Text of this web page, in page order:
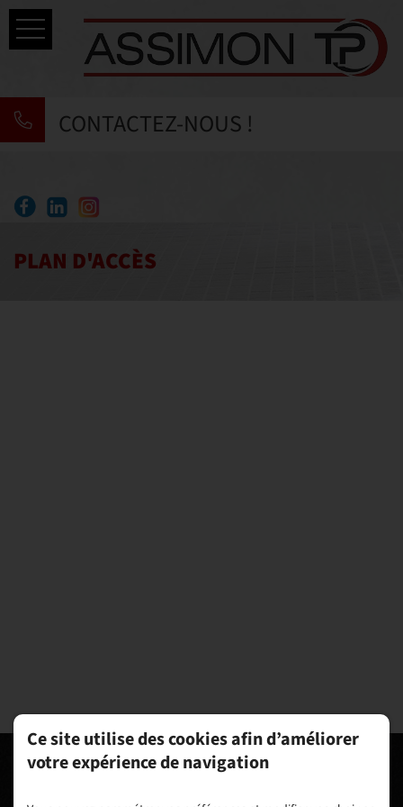
CONTACTEZ-NOUS !
Savoir-faire
ACTUALITÉS
Réalisations
PLAN D'ACCÈS
Ce site utilise des cookies afin d’améliorer
votre expérience de navigation